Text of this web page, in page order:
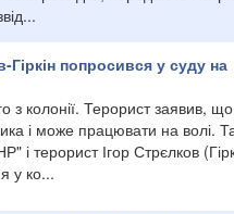
попросився у суду на
з колонії. Терорист заявив, що
і може працювати на волі.
і терорист Ігор Стрєлков
у ко...